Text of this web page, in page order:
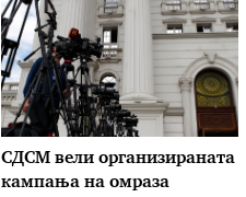
СДСМ вели организираната
кампања на омраза